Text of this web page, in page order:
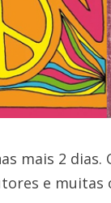
mais 2
e muitas